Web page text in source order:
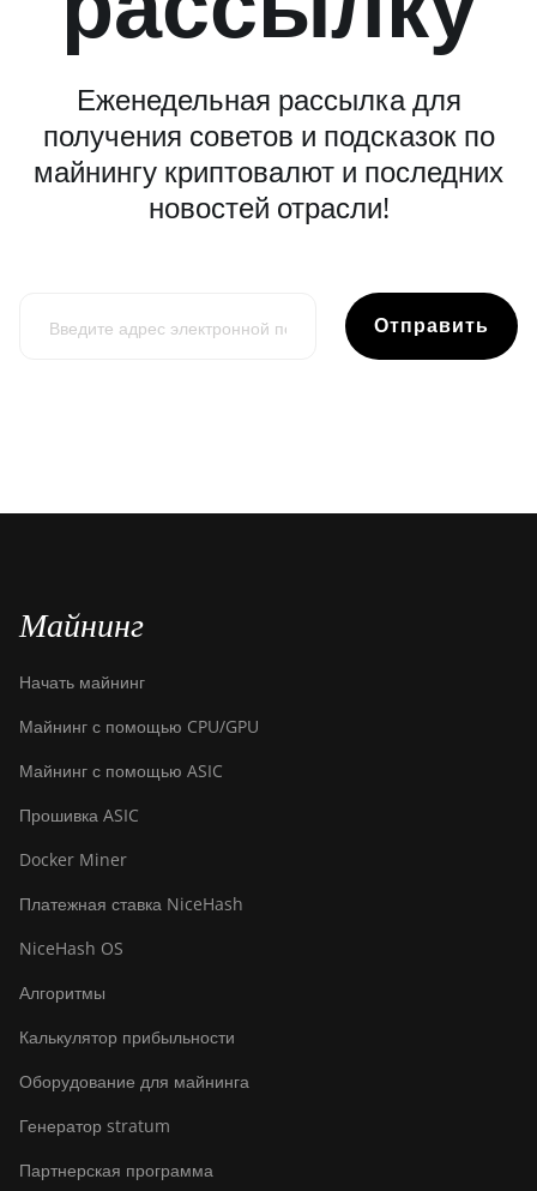
Еженедельная рассылка для
получения советов и подсказок по
майнингу криптовалют и последних
новостей отрасли!
Отправить
Майнинг
Начать майнинг
Майнинг с помощью CPU/GPU
Майнинг с помощью ASIC
Прошивка ASIC
Docker Miner
Платежная ставка NiceHash
NiceHash OS
Алгоритмы
Калькулятор прибыльности
Оборудование для майнинга
Генератор stratum
Партнерская программа